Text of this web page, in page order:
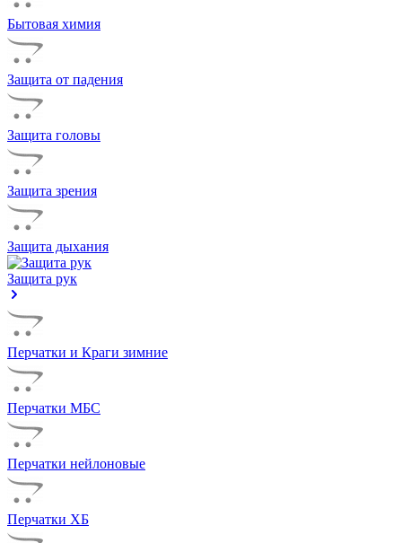
Бытовая химия
Защита от падения
Защита головы
Защита зрения
Защита дыхания
Защита рук
Перчатки и Краги зимние
Перчатки МБС
Перчатки нейлоновые
Перчатки ХБ